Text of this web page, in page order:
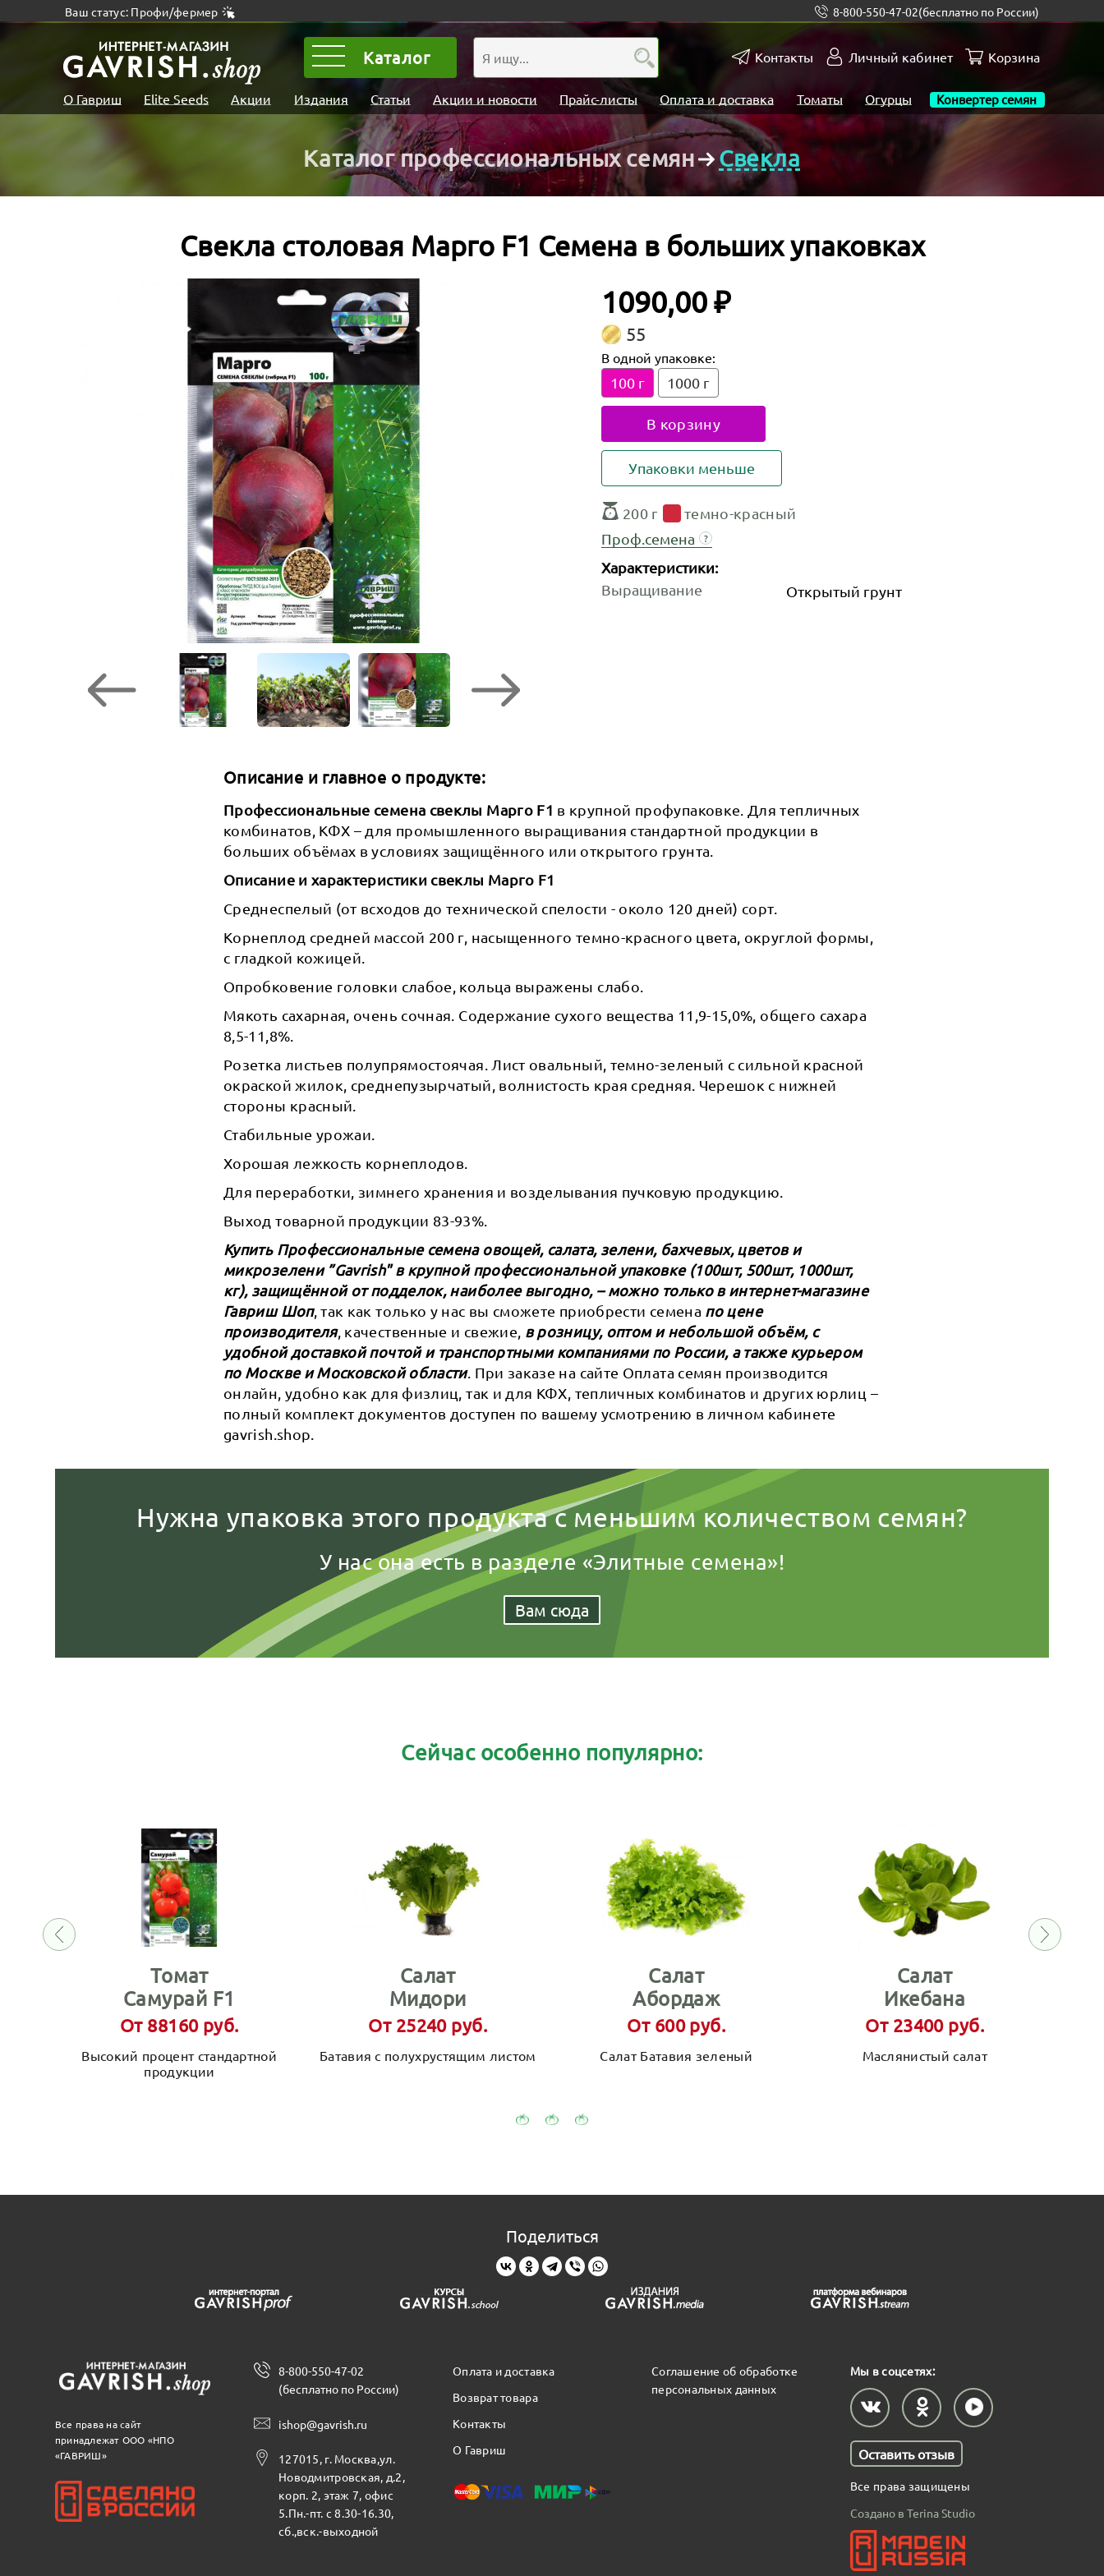
Ваш статус: Профи/фермер 8-800-550-47-02(бесплатно по России)
Каталог Контакты Личный кабинет Корзина
О Гавриш Elite Seeds Акции Издания Статьи Акции и новости Прайс-листы Оплата и доставка Томаты Огурцы Конвертер семян
Каталог профессиональных семян Свекла
Свекла столовая Марго F1 Семена в больших упаковках
1090,00 ₽
55
В одной упаковке:
100 г 1000 г
В корзину
Упаковки меньше
200 г
темно-красный
Проф.семена
?
Характеристики:
Выращивание
Открытый грунт
Описание и главное о продукте:
Профессиональные семена свеклы Марго F1 в крупной профупаковке. Для тепличных
комбинатов, КФХ – для промышленного выращивания стандартной продукции в
больших объёмах в условиях защищённого или открытого грунта.
Описание и характеристики свеклы Марго F1
Среднеспелый (от всходов до технической спелости - около 120 дней) сорт.
Корнеплод средней массой 200 г, насыщенного темно-красного цвета, округлой формы,
с гладкой кожицей.
Опробковение головки слабое, кольца выражены слабо.
Мякоть сахарная, очень сочная. Содержание сухого вещества 11,9-15,0%, общего сахара
8,5-11,8%.
Розетка листьев полупрямостоячая. Лист овальный, темно-зеленый с сильной красной
окраской жилок, среднепузырчатый, волнистость края средняя. Черешок с нижней
стороны красный.
Стабильные урожаи.
Хорошая лежкость корнеплодов.
Для переработки, зимнего хранения и возделывания пучковую продукцию.
Выход товарной продукции 83-93%.
Купить Профессиональные семена овощей, салата, зелени, бахчевых, цветов и
микрозелени ”Gavrish" в крупной профессиональной упаковке (100шт, 500шт, 1000шт,
кг), защищённой от подделок, наиболее выгодно, – можно только в интернет-магазине
Гавриш Шоп, так как только у нас вы сможете приобрести семена по цене
производителя, качественные и свежие, в розницу, оптом и небольшой объём, с
удобной доставкой почтой и транспортными компаниями по России, а также курьером
по Москве и Московской области. При заказе на сайте Оплата семян производится
онлайн, удобно как для физлиц, так и для КФХ, тепличных комбинатов и других юрлиц –
полный комплект документов доступен по вашему усмотрению в личном кабинете
gavrish.shop.
Нужна упаковка этого продукта с меньшим количеством семян?
У нас она есть в разделе «Элитные семена»!
Вам сюда
Сейчас особенно популярно:
Томат
Самурай F1
От 88160 руб.
Высокий процент стандартной
продукции
Салат
Мидори
От 25240 руб.
Батавия с полухрустящим листом
Салат
Абордаж
От 600 руб.
Салат Батавия зеленый
Салат
Икебана
От 23400 руб.
Маслянистый салат
Поделиться
Все права на сайт
принадлежат ООО «НПО
«ГАВРИШ»
8-800-550-47-02
(бесплатно по России)
ishop@gavrish.ru
127015, г. Москва,ул.
Новодмитровская, д.2,
корп. 2, этаж 7, офис
5.Пн.-пт. с 8.30-16.30,
сб.,вск.-выходной
Оплата и доставка
Возврат товара
Контакты
О Гавриш
Соглашение об обработке
персональных данных
Мы в соцсетях:
Оставить отзыв
Все права защищены
Создано в Terina Studio